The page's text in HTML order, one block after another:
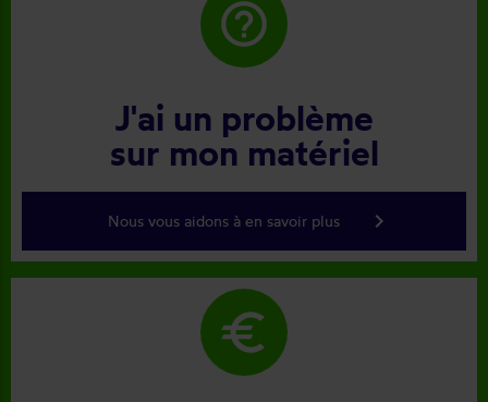
help_outline
J'ai un problème
sur mon matériel
Nous vous aidons à en savoir plus keyboard_arrow_right
euro